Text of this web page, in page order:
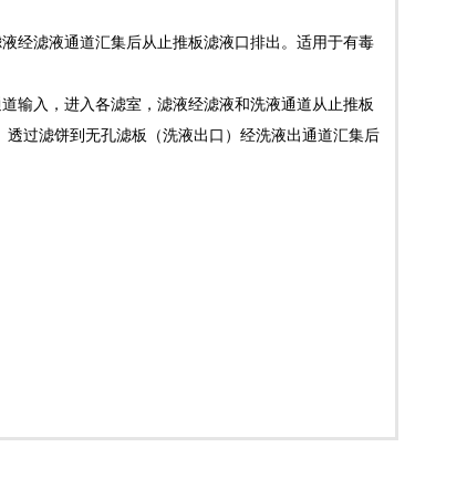
经滤液通道汇集后从止推板滤液口排出。适用于有毒
输入，进入各滤室，滤液经滤液和洗液通道从止推板
过滤饼到无孔滤板（洗液出口）经洗液出通道汇集后
滤。